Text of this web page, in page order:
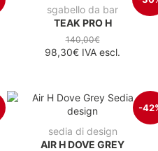
sgabello da bar
TEAK PRO H
140,00€
98,30€ IVA escl.
-
sedia di design
AIR H DOVE GREY